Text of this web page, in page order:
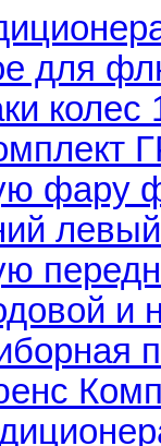
для
колес
фару
левый
и